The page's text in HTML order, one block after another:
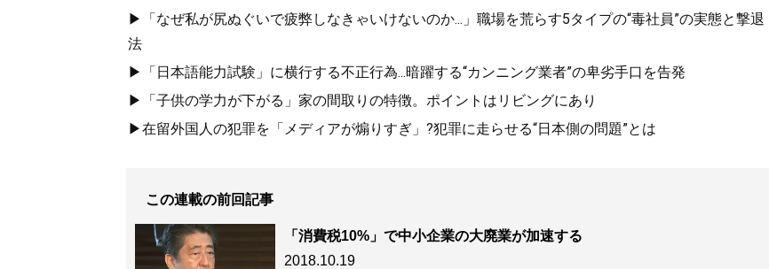
経済的安全をいかに守るか？実践的な入門書が発売！
’17年、トランプ米大統領は中国を競争相手とみなす「国家安全保障戦略」を策定し、中国に貿易戦争
を仕掛けた。日本は「米中対立」の狭間にありながら、明確な戦略を持ち合わせていない。そもそも中
国を「脅威」だと明言すらしていないのだ。
課題である。江崎氏の最新刊『
ことで日本のあるべき「対中戦略」「経済安全保障」について独自の視座を提供している。江崎氏の正
鵠を射た分析で、インテリジェンスに関する実践的な入門書として必読の一冊と言えよう。
▶「なぜ私が尻ぬぐいで疲弊しなきゃいけないのか...」職場を荒らす5タイプの“毒社員”の実態と撃退
法
▶「日本語能力試験」に横行する不正行為...暗躍する“カンニング業者”の卑劣手口を告発
▶「子供の学力が下がる」家の間取りの特徴。ポイントはリビングにあり
▶在留外国人の犯罪を「メディアが煽りすぎ」?犯罪に走らせる“日本側の問題”とは
この連載の前回記事
「消費税10%」で中小企業の大廃業が加速する
2018.10.19